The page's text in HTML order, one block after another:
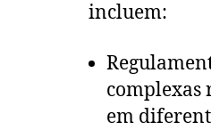
incluem:
complexas
em